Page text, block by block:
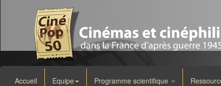
Accueil Equipe Programme scientifique